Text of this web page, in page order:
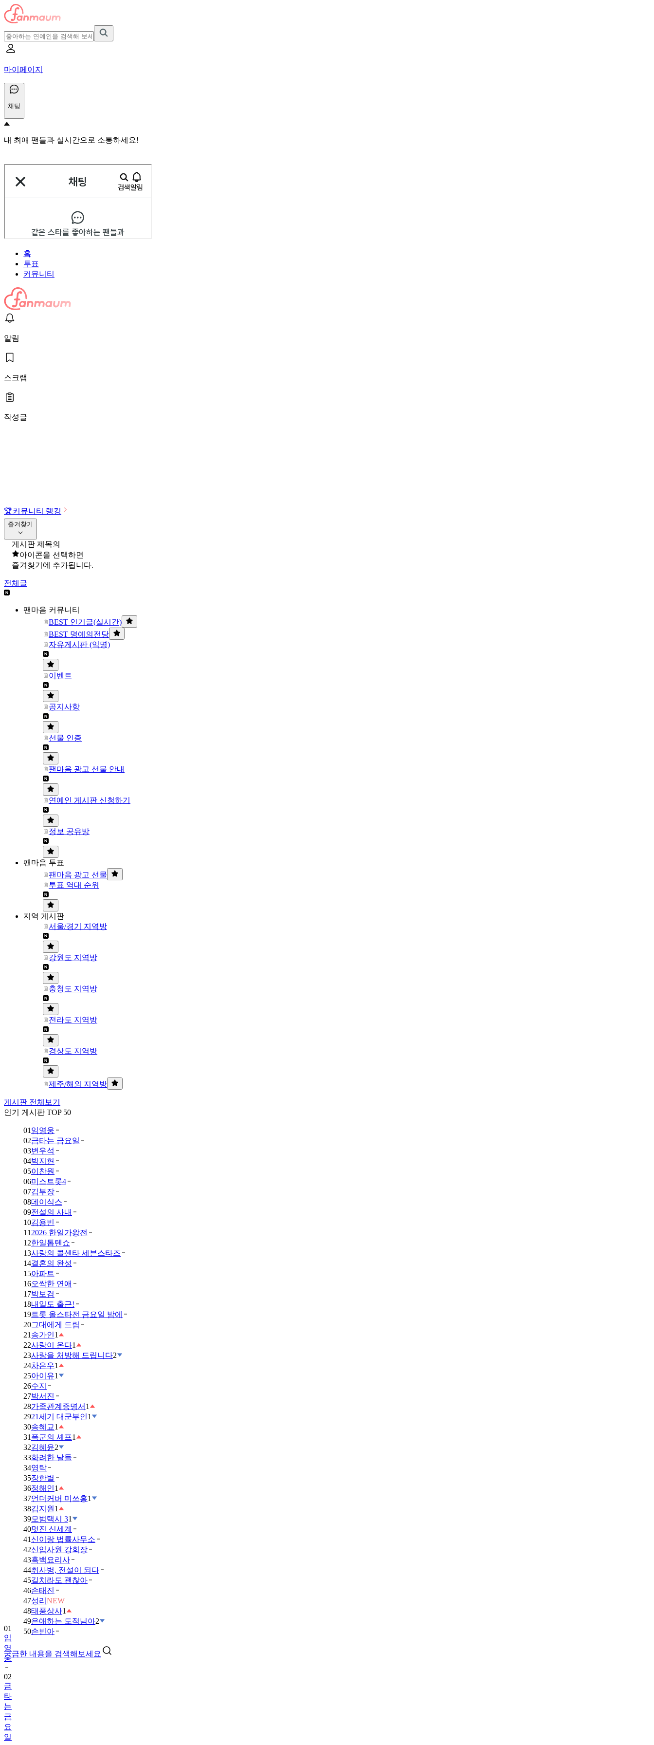
마이페이지
채팅
내 최애 팬들과 실시간으로 소통하세요!
홈
투표
커뮤니티
알림
스크랩
작성글
🏆커뮤니티 랭킹
즐겨찾기
게시판 제목의
아이콘을 선택하면
즐겨찾기에 추가됩니다.
전체글
팬마음 커뮤니티
BEST 인기글(실시간)
BEST 명예의전당
자유게시판 (익명)
이벤트
공지사항
선물 인증
팬마음 광고 선물 안내
연예인 게시판 신청하기
정보 공유방
팬마음 투표
팬마음 광고 선물
투표 역대 순위
지역 게시판
서울/경기 지역방
강원도 지역방
충청도 지역방
전라도 지역방
경상도 지역방
제주/해외 지역방
게시판 전체보기
인기 게시판 TOP 50
01 임영웅
02금타는 금요일
03변우석
04박지현
05이찬원
06미스트롯4
07김부장
08데이식스
09전설의 사내
10김용빈
11 2026 한일가왕전
12한일톱텐쇼
13사랑의 콜센타 세븐스타즈
14결혼의 완성
15아파트
16오싹한 연애
17박보검
18내일도 출근!
19트롯 올스타전 금요일 밤에
20그대에게 드림
21 송가인1
22사랑이 온다1
23사랑을 처방해 드립니다2
24차은우1
25아이유1
26수지
27박서진
28가족관계증명서 1
2921세기 대군부인1
30송혜교1
31 폭군의 셰프1
32김혜윤2
33화려한 날들
34영탁
35장한별
36정해인1
37언더커버 미쓰홍1
38김지원 1
39모범택시 31
40멋진 신세계
41 신이랑 법률사무소
42신입사원 강회장
43흑백요리사
44취사병, 전설이 되다
45길치라도 괜찮아
46손태진
47성리 NEW
48태풍상사1
49은애하는 도적님아2
50손빈아
궁금한 내용을 검색해보세요
01
임
영
웅
02
금
타
는
금
요
일